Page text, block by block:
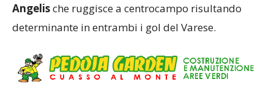
Angelische ruggisce a centrocampo risultando
determinante in entrambi i gol del Varese.